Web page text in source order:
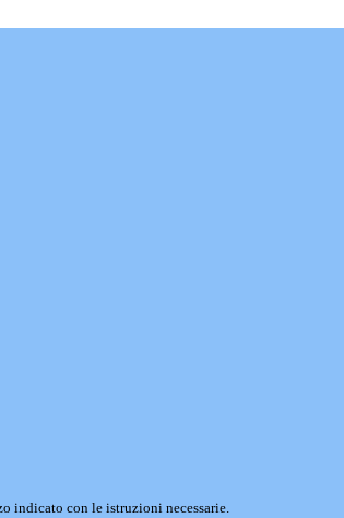
indicato con le istruzioni necessarie.